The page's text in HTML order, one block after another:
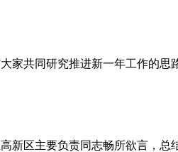
家共同研究推进新一年工作的
新区主要负责同志畅所欲言，